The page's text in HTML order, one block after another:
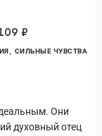
₽
СИЛЬНЫЕ ЧУВСТВА
Они
духовный отец